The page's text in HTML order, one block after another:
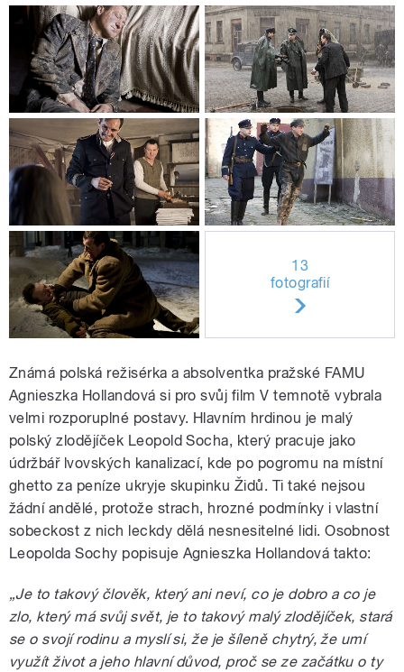
13
fotografií
Známá polská režisérka a absolventka pražské FAMU
Agnieszka Hollandová si pro svůj film V temnotě vybrala
velmi rozporuplné postavy. Hlavním hrdinou je malý
polský zlodějíček Leopold Socha, který pracuje jako
údržbář lvovských kanalizací, kde po pogromu na místní
ghetto za peníze ukryje skupinku Židů. Ti také nejsou
žádní andělé, protože strach, hrozné podmínky i vlastní
sobeckost z nich leckdy dělá nesnesitelné lidi. Osobnost
Leopolda Sochy popisuje Agnieszka Hollandová takto:
„Je to takový člověk, který ani neví, co je dobro a co je
zlo, který má svůj svět, je to takový malý zlodějíček, stará
se o svojí rodinu a myslí si, že je šíleně chytrý, že umí
využít život a jeho hlavní důvod, proč se ze začátku o ty